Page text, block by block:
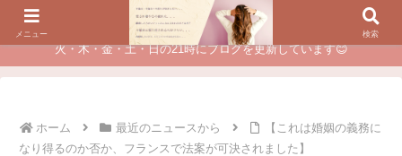
夫に不倫されたつらい経験が、あなたのチャンスに変わるカウンセリング
火・木・金・土・日の21時にブログを更新しています😊
ホーム 最近のニュースから
【これは婚姻の義務に
なり得るのか否か、フランスで法案が可決されました】
メニュー 検索